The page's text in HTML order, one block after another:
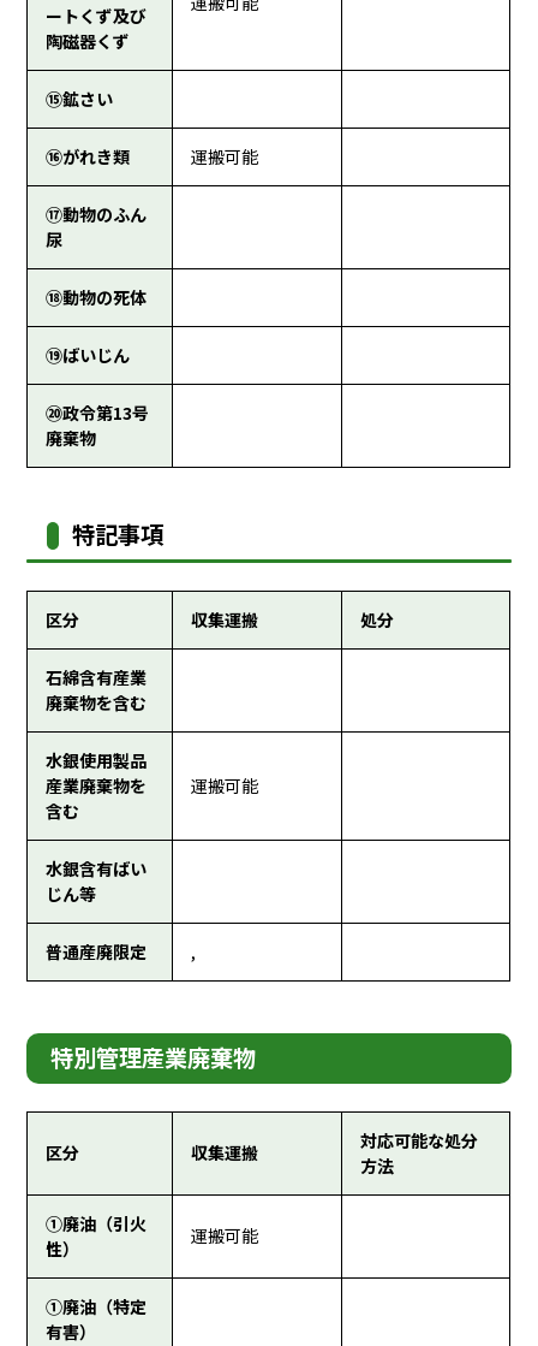
ートくず及び
陶磁器くず
⑮鉱さい
⑯がれき類 運搬可能
⑰動物のふん
尿
⑱動物の死体
⑲ばいじん
⑳政令第13号
廃棄物
特記事項
区分 収集運搬 処分
石綿含有産業
廃棄物を含む
水銀使用製品
産業廃棄物を
含む
運搬可能
水銀含有ばい
じん等
普通産廃限定 ,
特別管理産業廃棄物
区分 収集運搬
対応可能な処分
方法
①廃油（引火
性）
運搬可能
①廃油（特定
有害）